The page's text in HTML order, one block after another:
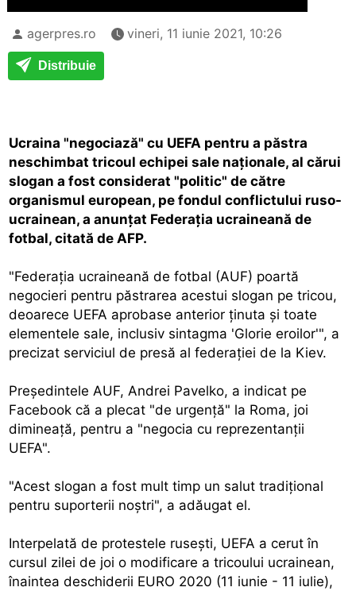
agerpres.ro vineri, 11 iunie 2021, 10:26
Distribuie
Ucraina "negociază" cu UEFA pentru a păstra
neschimbat tricoul echipei sale naţionale, al cărui
slogan a fost considerat "politic" de către
organismul european, pe fondul conflictului ruso-
ucrainean, a anunţat Federaţia ucraineană de
fotbal, citată de AFP.
"Federaţia ucraineană de fotbal (AUF) poartă
negocieri pentru păstrarea acestui slogan pe tricou,
deoarece UEFA aprobase anterior ţinuta şi toate
elementele sale, inclusiv sintagma 'Glorie eroilor'", a
precizat serviciul de presă al federaţiei de la Kiev.
Preşedintele AUF, Andrei Pavelko, a indicat pe
Facebook că a plecat "de urgenţă" la Roma, joi
dimineaţă, pentru a "negocia cu reprezentanţii
UEFA".
"Acest slogan a fost mult timp un salut tradiţional
pentru suporterii noştri", a adăugat el.
Interpelată de protestele ruseşti, UEFA a cerut în
cursul zilei de joi o modificare a tricoului ucrainean,
înaintea deschiderii EURO 2020 (11 iunie - 11 iulie),